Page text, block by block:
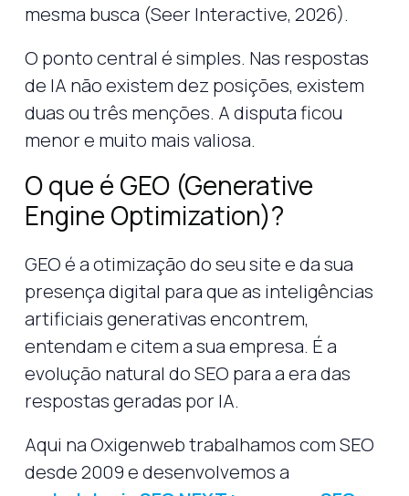
mesma busca (Seer Interactive, 2026).
O ponto central é simples. Nas respostas
de IA não existem dez posições, existem
duas ou três menções. A disputa ficou
menor e muito mais valiosa.
O que é GEO (Generative
Engine Optimization)?
GEO é a otimização do seu site e da sua
presença digital para que as inteligências
artificiais generativas encontrem,
entendam e citem a sua empresa. É a
evolução natural do SEO para a era das
respostas geradas por IA.
Aqui na Oxigenweb trabalhamos com SEO
desde 2009 e desenvolvemos a